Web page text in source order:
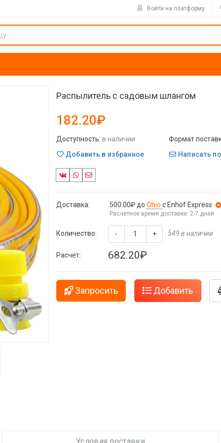
Войти на платформу
Распылитель с садовым шлангом
182.20₽
Доступность: в наличии
Формат
Добавить в избранное
Написать
Доставка: 500.00₽ доOhioс Enhof Express
Расчетное время доставки: 2-7 дней
Количество: - + 549 в наличии
Расчет: 682.20₽
Запросить Добавить